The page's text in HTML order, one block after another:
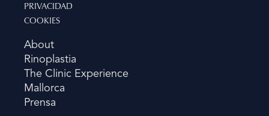
PRIVACIDAD
COOKIES
About
Rinoplastia
The Clinic Experience
Mallorca
Prensa